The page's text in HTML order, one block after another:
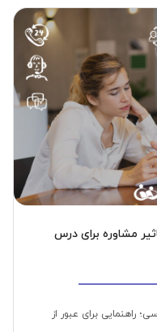
مشاوره برای درس
راهنمایی برای عبور از